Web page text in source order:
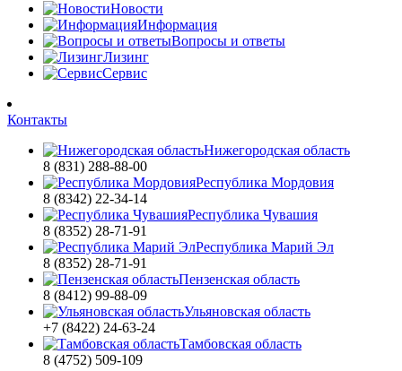
Новости
Информация
Вопросы и ответы
Лизинг
Сервис
Контакты
Нижегородская область
8 (831) 288-88-00
Республика Мордовия
8 (8342) 22-34-14
Республика Чувашия
8 (8352) 28-71-91
Республика Марий Эл
8 (8352) 28-71-91
Пензенская область
8 (8412) 99-88-09
Ульяновская область
+7 (8422) 24-63-24
Тамбовская область
8 (4752) 509-109